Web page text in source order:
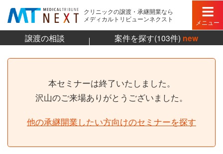
クリニックの譲渡・承継開業なら
メディカルトリビューンネクスト
メニュー
譲渡の相談 案件を探す(103件) new
本セミナーは終了いたしました。
沢山のご来場ありがとうございました。
他の承継開業したい方向けのセミナーを探す